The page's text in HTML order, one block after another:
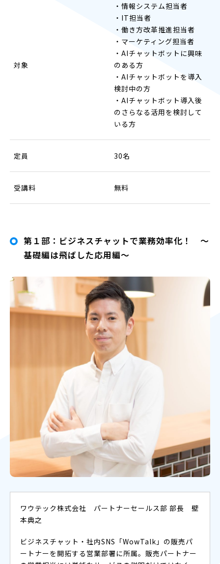
対象
・情報システム担当者
・IT担当者
・働き方改革推進担当者
・マーケティング担当者
・AIチャットボットに興味
のある方
・AIチャットボットを導入
検討中の方
・AIチャットボット導入後
のさらなる活用を検討して
いる方
定員 30名
受講料 無料
第１部：ビジネスチャットで業務効率化！ ～
基礎編は飛ばした応用編～
ワウテック株式会社 パートナーセールス部 部長 壁
本典之
ビジネスチャット・社内SNS「WowTalk」の販売パ
ートナーを開拓する営業部署に所属。販売パートナー